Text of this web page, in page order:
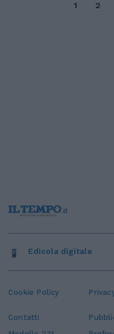
1 2
Cookie Policy
Contatti
Edicola digitale